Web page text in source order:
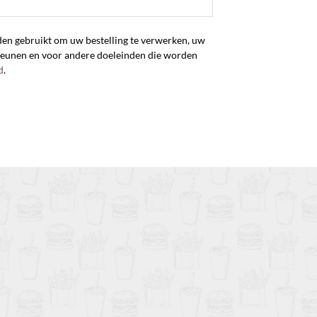
gebruikt om uw bestelling te verwerken, uw
en voor andere doeleinden die worden
.